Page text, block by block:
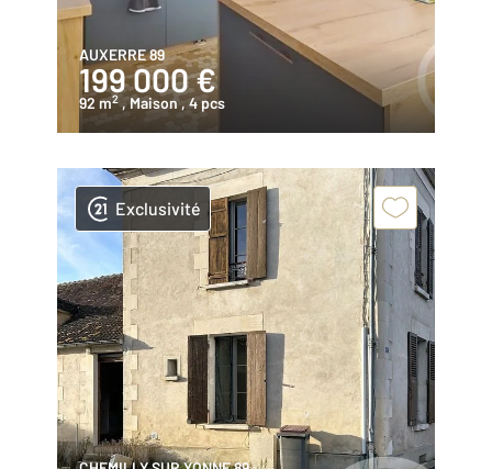
AUXERRE 89
199 000 €
92 m2 , Maison, 4 pcs
Exclusivité